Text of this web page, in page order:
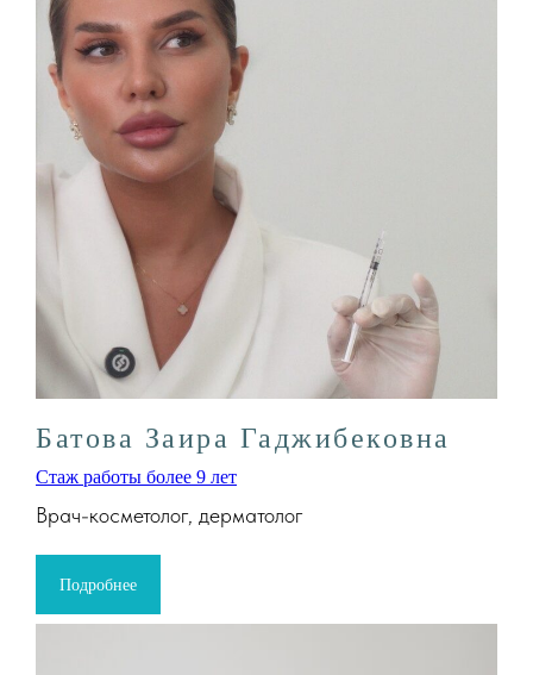
Батова Заира Гаджибековна
Стаж работы более 9 лет
Врач-косметолог, дерматолог
Подробнее